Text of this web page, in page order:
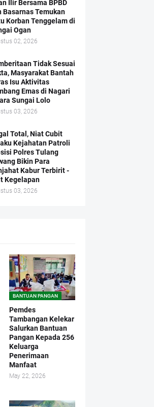
Ilir Bersama BPBD
Basarnas Temukan
Korban Tenggelam di
Ogan
02, 2026
Tidak Sesuai
Masyarakat Bantah
Isu Aktivitas
Emas di Nagari
Sungai Lolo
03, 2026
Total, Niat Cubit
Kejahatan Patroli
Polres Tulang
Bikin Para
Kabur Terbirit -
Kegelapan
03, 2026
BANTUAN PANGAN
Pemdes
Tambangan Kelekar
Salurkan Bantuan
Pangan Kepada 256
Keluarga
Penerimaan
Manfaat
May 22, 2026